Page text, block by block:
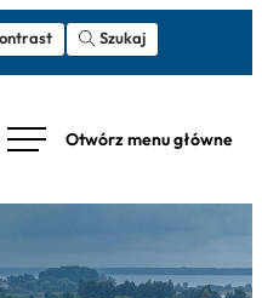
Szukaj